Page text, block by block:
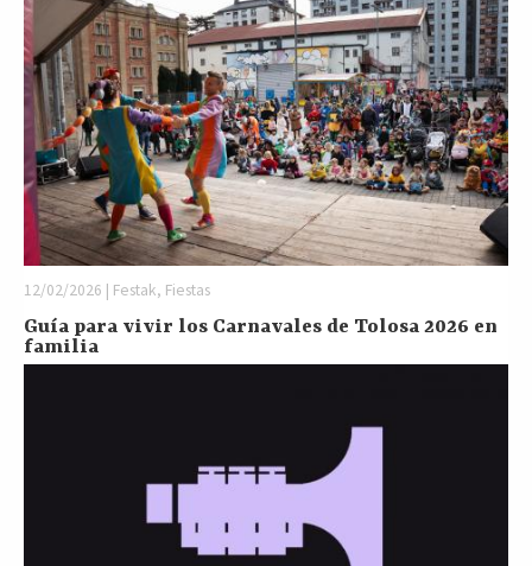
12/02/2026 | Festak, Fiestas
Guía para vivir los Carnavales de Tolosa 2026 en
familia